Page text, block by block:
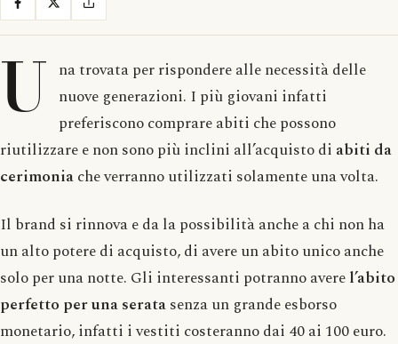
U na trovata per rispondere alle necessità delle
nuove generazioni. I più giovani infatti
preferiscono comprare abiti che possono
riutilizzare e non sono più inclini all’acquisto di abiti da
cerimoniache verranno utilizzati solamente una volta.
Il brand si rinnova e da la possibilità anche a chi non ha
un alto potere di acquisto, di avere un abito unico anche
solo per una notte. Gli interessanti potranno averel’abito
perfetto per una seratasenza un grande esborso
monetario, infatti i vestiti costeranno dai 40 ai 100 euro.